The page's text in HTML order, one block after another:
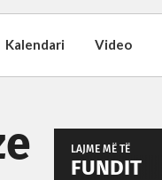
Kalendari Video
LAJME MË TË
FUNDIT